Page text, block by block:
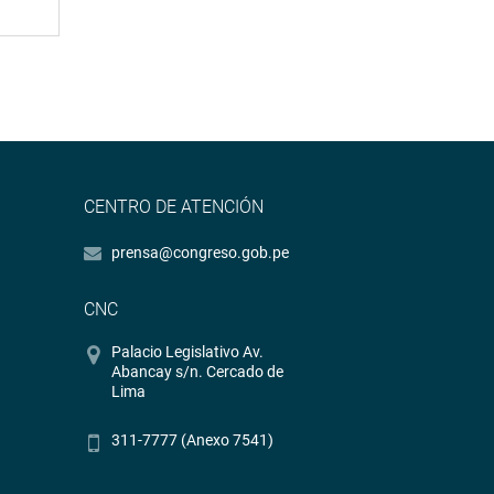
CENTRO DE ATENCIÓN
prensa@congreso.gob.pe
CNC
Palacio Legislativo Av.
Abancay s/n. Cercado de
Lima
311-7777 (Anexo 7541)